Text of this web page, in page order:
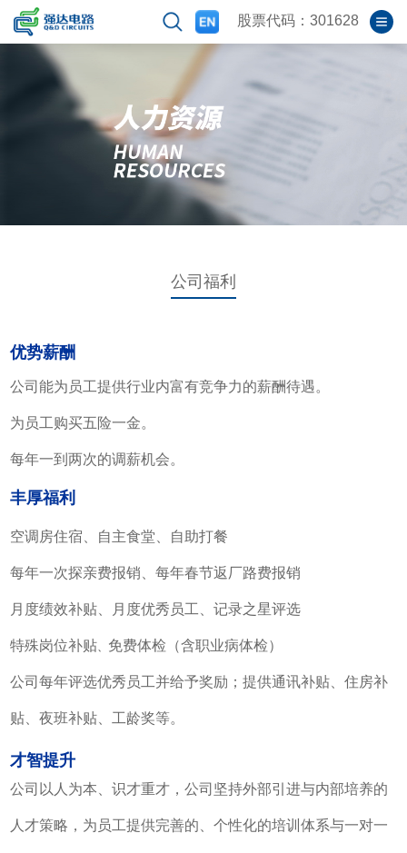
股票代码：301628
公司福利
优势薪酬
公司能为员工提供行业内富有竞争力的薪酬待遇。
为员工购买五险一金。
每年一到两次的调薪机会。
丰厚福利
空调房住宿、 自主食堂、自助打餐
每年一次探亲费报销、每年春节返厂路费报销
月度绩效补贴、 月度优秀员工、记录之星评选
特殊岗位补贴、 免费体检（含职业病体检）
公司每年评选优秀员工并给予奖励；提供通讯补贴、住房补
贴、夜班补贴、工龄奖等。
才智提升
公司以人为本、识才重才，公司坚持外部引进与内部培养的
人才策略，为员工提供完善的、个性化的培训体系与一对一